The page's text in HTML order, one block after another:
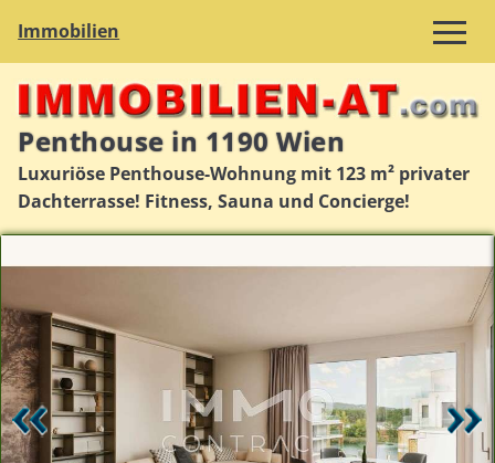
Immobilien
Penthouse in 1190 Wien
Luxuriöse Penthouse-Wohnung mit 123 m² privater
Dachterrasse! Fitness, Sauna und Concierge!